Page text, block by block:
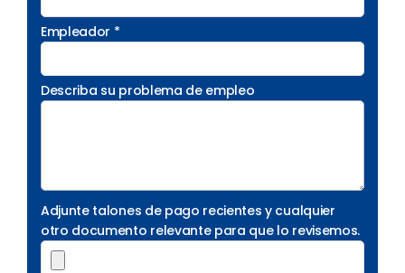
Empleador *
Describa su problema de empleo
Adjunte talones de pago recientes y cualquier
otro documento relevante para que lo revisemos.